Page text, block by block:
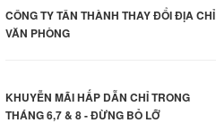
CÔNG TY TÂN THÀNH THAY ĐỔI ĐỊA CHỈ
VĂN PHÒNG
KHUYỄN MÃI HẤP DẪN CHỈ TRONG
THÁNG 6,7 & 8 - ĐỪNG BỎ LỠ